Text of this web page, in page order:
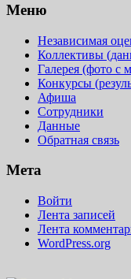
Меню
Независимая
Коллективы
Галерея (фото с
Конкурсы
Афиша
Сотрудники
Данные
Обратная связь
Мета
Войти
Лента записей
Лента
WordPress.org